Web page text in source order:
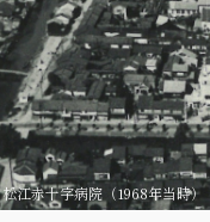
松江赤十字病院（1968年当時）